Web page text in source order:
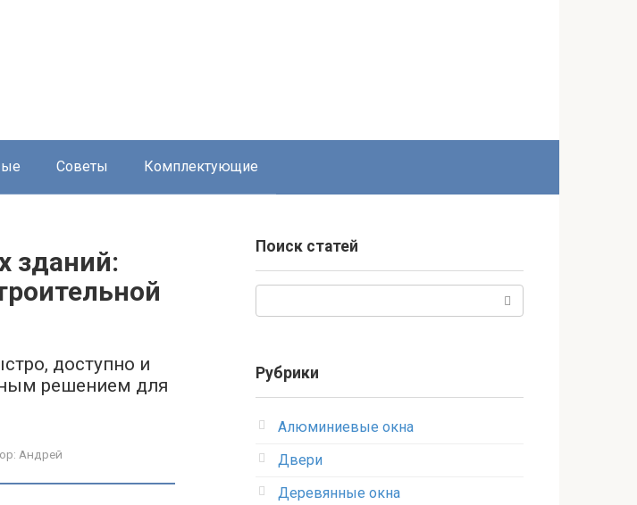
Советы Комплектующие
зданий:
доступно и
решением для
Андрей
Поиск статей
Рубрики
Алюминиевые окна
Двери
Деревянные окна